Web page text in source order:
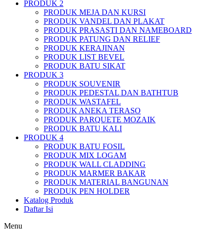
PRODUK 2
PRODUK MEJA DAN KURSI
PRODUK VANDEL DAN PLAKAT
PRODUK PRASASTI DAN NAMEBOARD
PRODUK PATUNG DAN RELIEF
PRODUK KERAJINAN
PRODUK LIST BEVEL
PRODUK BATU SIKAT
PRODUK 3
PRODUK SOUVENIR
PRODUK PEDESTAL DAN BATHTUB
PRODUK WASTAFEL
PRODUK ANEKA TERASO
PRODUK PARQUETE MOZAIK
PRODUK BATU KALI
PRODUK 4
PRODUK BATU FOSIL
PRODUK MIX LOGAM
PRODUK WALL CLADDING
PRODUK MARMER BAKAR
PRODUK MATERIAL BANGUNAN
PRODUK PEN HOLDER
Katalog Produk
Daftar Isi
Menu